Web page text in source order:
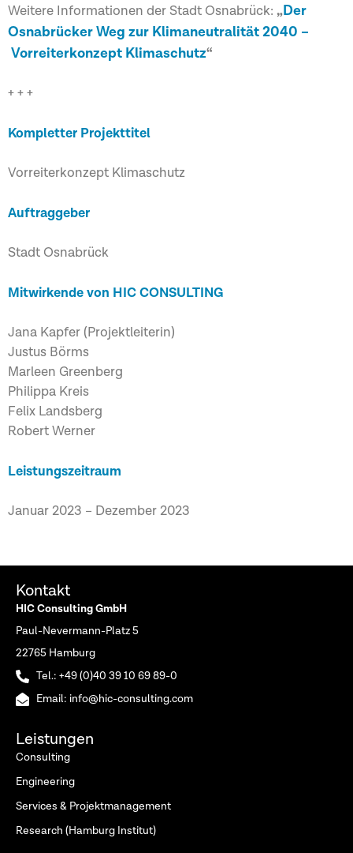
Weitere Informationen der Stadt Osnabrück: „Der
Osnabrücker Weg zur Klimaneutralität 2040 –
Vorreiterkonzept Klimaschutz“
+ + +
Kompletter Projekttitel
Vorreiterkonzept Klimaschutz
Auftraggeber
Stadt Osnabrück
Mitwirkende von HIC CONSULTING
Jana Kapfer (Projektleiterin)
Justus Börms
Marleen Greenberg
Philippa Kreis
Felix Landsberg
Robert Werner
Leistungszeitraum
Januar 2023 – Dezember 2023
Kontakt
HIC Consulting GmbH
Paul-Nevermann-Platz 5
22765 Hamburg
Tel.: +49 (0)40 39 10 69 89-0
Email: info@hic-consulting.com
Leistungen
Consulting
Engineering
Services & Projektmanagement
Research (Hamburg Institut)